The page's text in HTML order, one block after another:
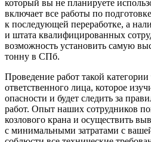
который вы не планируете
включает все работы по
к последующей переработке, а
и штата квалифицированных
возможность установить самую
тонну в СПб.
Проведение работ такой категории
ответственного лица, которое
опасности и будет следить за
работ. Опыт наших сотрудников
козлового крана и осуществить
с минимальными затратами с